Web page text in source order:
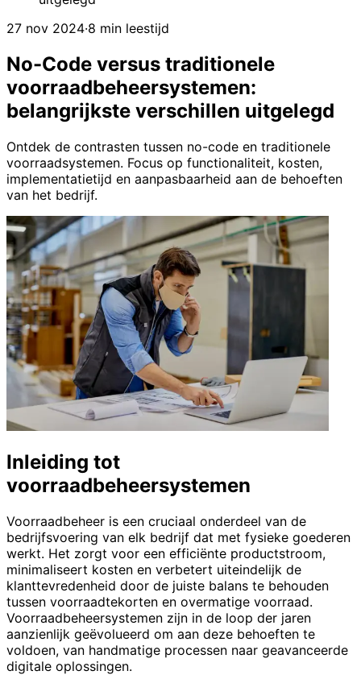
27 nov 2024·8 min leestijd
No-Code versus traditionele
voorraadbeheersystemen:
belangrijkste verschillen uitgelegd
Ontdek de contrasten tussen no-code en traditionele
voorraadsystemen. Focus op functionaliteit, kosten,
implementatietijd en aanpasbaarheid aan de behoeften
van het bedrijf.
Inleiding tot
voorraadbeheersystemen
Voorraadbeheer is een cruciaal onderdeel van de
bedrijfsvoering van elk bedrijf dat met fysieke goederen
werkt. Het zorgt voor een efficiënte productstroom,
minimaliseert kosten en verbetert uiteindelijk de
klanttevredenheid door de juiste balans te behouden
tussen voorraadtekorten en overmatige voorraad.
Voorraadbeheersystemen zijn in de loop der jaren
aanzienlijk geëvolueerd om aan deze behoeften te
voldoen, van handmatige processen naar geavanceerde
digitale oplossingen.